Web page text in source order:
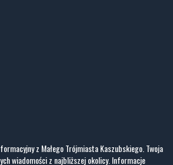
z Małego Trójmiasta Kaszubskiego. Twoja
wiadomości z najbliższej okolicy. Informacje